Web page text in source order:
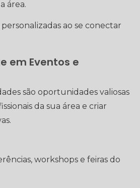
área.
em Eventos e
são oportunidades valiosas
da sua área e criar